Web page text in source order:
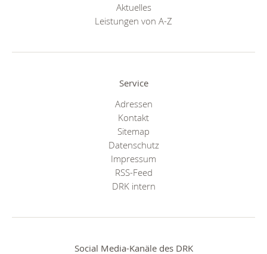
Aktuelles
Leistungen von A-Z
Service
Adressen
Kontakt
Sitemap
Datenschutz
Impressum
RSS-Feed
DRK intern
Social Media-Kanäle des DRK